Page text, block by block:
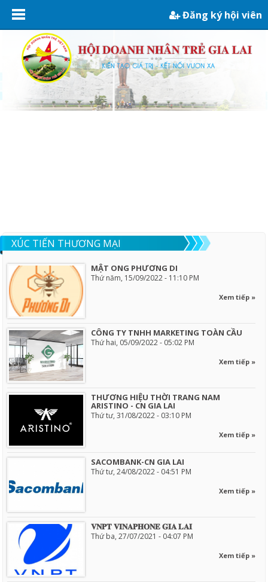
Đăng ký hội viên
XÚC TIẾN THƯƠNG MẠI
MẬT ONG PHƯƠNG DI
Thứ năm, 15/09/2022 - 11:10 PM
Xem tiếp »
CÔNG TY TNHH MARKETING TOÀN CẦU
Thứ hai, 05/09/2022 - 05:02 PM
Xem tiếp »
THƯƠNG HIỆU THỜI TRANG NAM
ARISTINO - CN GIA LAI
Thứ tư, 31/08/2022 - 03:10 PM
Xem tiếp »
SACOMBANK-CN GIA LAI
Thứ tư, 24/08/2022 - 04:51 PM
Xem tiếp »
𝐕𝐍𝐏𝐓 𝐕𝐈𝐍𝐀𝐏𝐇𝐎𝐍𝐄 𝐆𝐈𝐀 𝐋𝐀𝐈
Thứ ba, 27/07/2021 - 04:07 PM
Xem tiếp »